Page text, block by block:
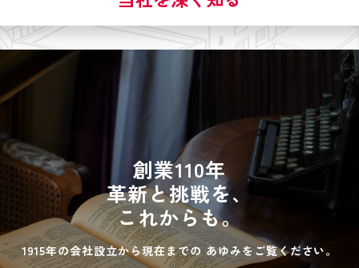
創業110年
革新と挑戦を、
これからも。
1915年の会社設立から現在までの あゆみをご覧ください。